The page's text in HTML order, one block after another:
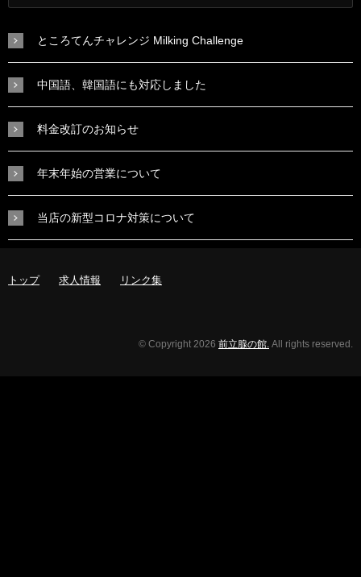
ところてんチャレンジ Milking Challenge
中国語、韓国語にも対応しました
料金改訂のお知らせ
年末年始の営業について
当店の新型コロナ対策について
トップ 求人情報 リンク集
© Copyright 2026 前立腺の館. All rights reserved.